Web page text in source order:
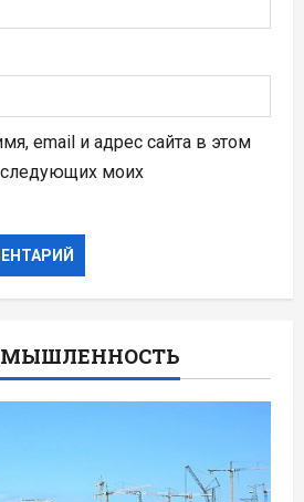
email и адрес сайта в этом
моих